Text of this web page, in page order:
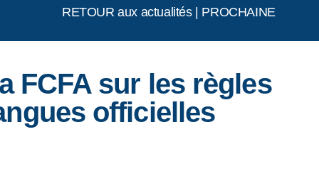
RETOUR aux actualités| PROCHAINE
FCFA sur les règles
officielles